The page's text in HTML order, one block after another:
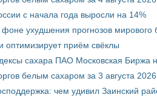
с начала года выросли на 14%
ухудшения прогнозов мирового
приём свёклы
сахара ПАО Московская Биржа
белым сахаром за 3 августа 2026
чем удивил Заинский